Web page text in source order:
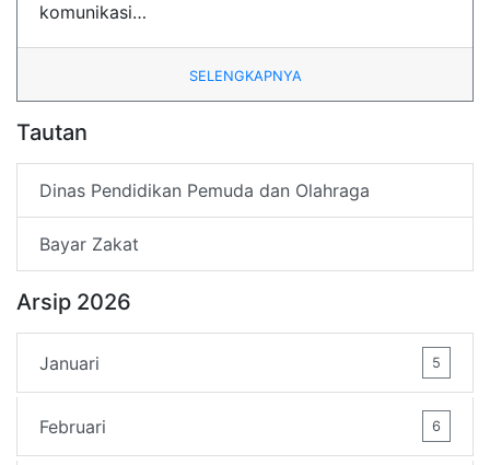
komunikasi…
SELENGKAPNYA
Tautan
Dinas Pendidikan Pemuda dan Olahraga
Bayar Zakat
Arsip 2026
Januari 5
Februari 6